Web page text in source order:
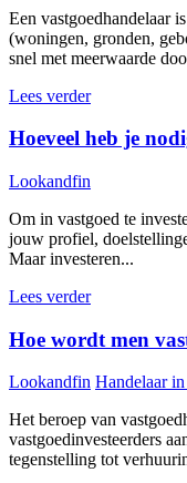
Een vastgoedhandelaar
(woningen, gronden,
snel met meerwaarde
Lees verder
Hoeveel heb je
Lookandfin
Om in vastgoed te
jouw profiel,
Maar investeren...
Lees verder
Hoe wordt men
Lookandfin Handelaar
Het beroep van
vastgoedinvesteerders
tegenstelling tot